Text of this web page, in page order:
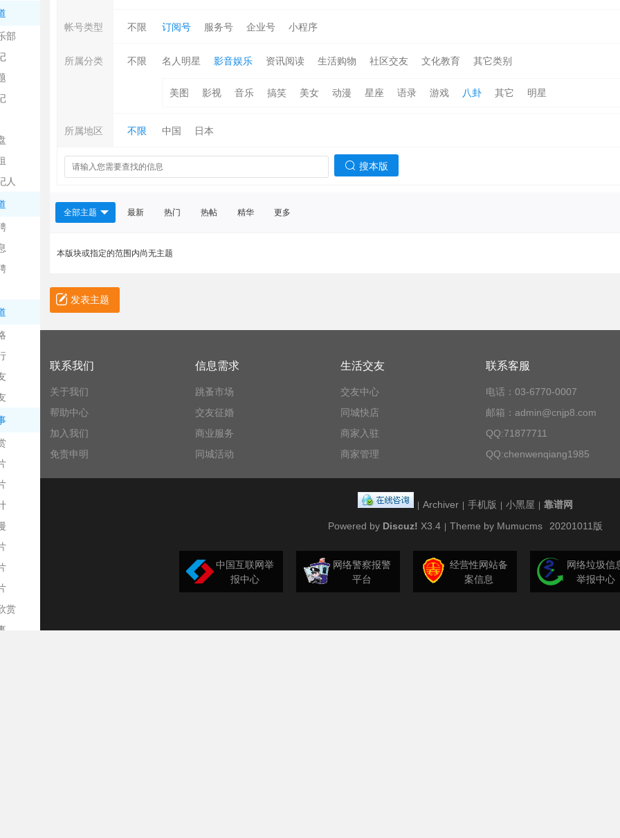
部
人
赏
帐号类型 不限 订阅号 服务号 企业号 小程序
所属分类 不限 名人明星 影音娱乐 资讯阅读 生活购物 社区交友 文化教育 其它类别
美图 影视 音乐 搞笑 美女 动漫 星座 语录 游戏 八卦 其它 明星
所属地区 不限 中国 日本
搜本版
全部主题 最新 热门 热帖 精华 更多
本版块或指定的范围内尚无主题
发表主题
联系我们
关于我们
帮助中心
加入我们
免责申明
信息需求
跳蚤市场
交友征婚
商业服务
同城活动
生活交友
交友中心
同城快店
商家入驻
商家管理
联系客服
电话：03-6770-0007
邮箱：admin@cnjp8.com
QQ:71877711
QQ:chenwenqiang1985
Archiver 手机版 小黑屋
靠谱网
Powered by Discuz! X3.4 Theme by Mumucms 20201011版
中国互联网举
报中心
网络警察报警
平台
经营性网站备
案信息
网络垃圾信
举报中心